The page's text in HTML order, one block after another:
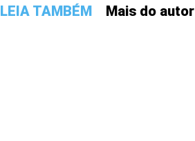
LEIA TAMBÉM Mais do autor